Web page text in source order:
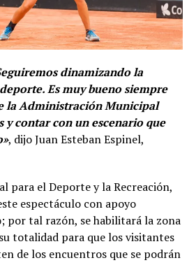
dinamizando la
Es muy bueno siempre
la Administración Municipal
y contar con un escenario que
, dijo Juan Esteban Espinel,
para el Deporte y la Recreación,
espectáculo con apoyo
por tal razón, se habilitará la zona
totalidad para que los visitantes
de los encuentros que se podrán